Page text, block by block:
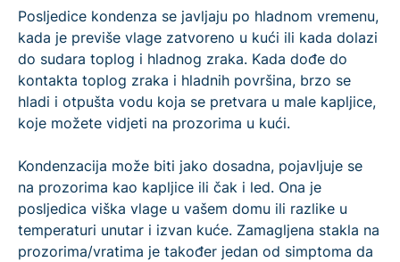
Posljedice kondenza se javljaju po hladnom vremenu,
kada je previše vlage zatvoreno u kući ili kada dolazi
do sudara toplog i hladnog zraka. Kada dođe do
kontakta toplog zraka i hladnih površina, brzo se
hladi i otpušta vodu koja se pretvara u male kapljice,
koje možete vidjeti na prozorima u kući.
Kondenzacija može biti jako dosadna, pojavljuje se
na prozorima kao kapljice ili čak i led. Ona je
posljedica viška vlage u vašem domu ili razlike u
temperaturi unutar i izvan kuće. Zamagljena stakla na
prozorima/vratima je također jedan od simptoma da